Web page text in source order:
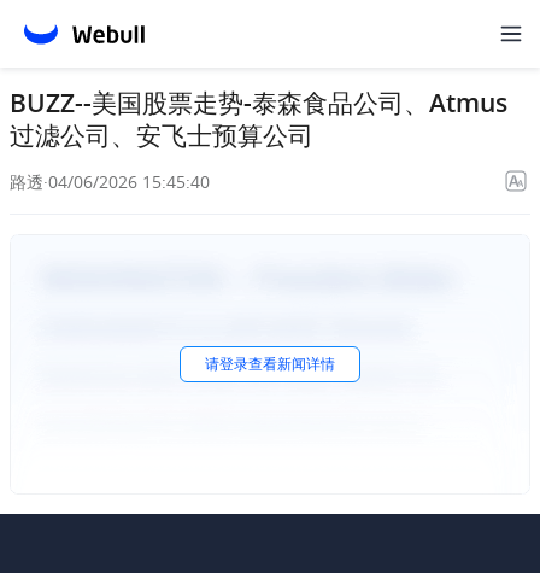
BUZZ--美国股票走势-泰森食品公司、Atmus
过滤公司、安飞士预算公司
路透·04/06/2026 15:45:40
请登录查看新闻详情